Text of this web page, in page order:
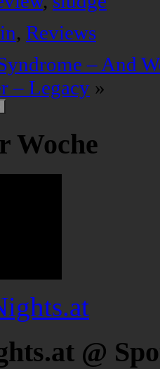
, Reviews
– And
– Legacy »
Woche
@